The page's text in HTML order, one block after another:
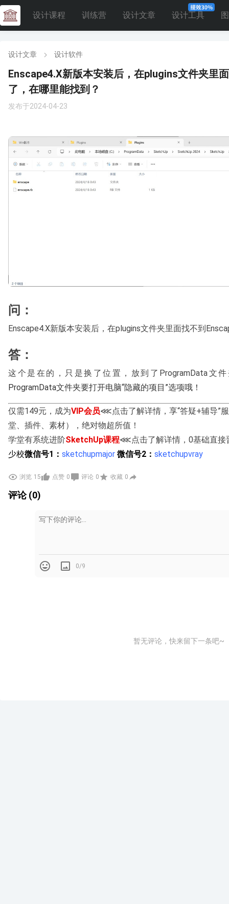
设计课程 训练营 设计文章 设计工具
设计文章 设计软件
Enscape4.X新版本安装后，在plugins文件夹里
了，在哪里能找到？
发布于2024-04-23
问：
Enscape4.X新版本安装后，在plugins文件夹里面找不到
答：
这个是在的，只是换了位置，放到了ProgramData文
ProgramData文件夹要打开电脑“隐藏的项目”选项哦！
仅需149元，成为VIP会员⋘点击了解详情，享“答疑+辅导”
堂、插件、素材），绝对物超所值！
学堂有系统进阶SketchUp课程⋘点击了解详情，0基础直接
少校微信号1： sketchupmajor 微信号2： sketchupvray
浏览 15 点赞 0 评论 0 收藏 0
评论 (0)
0/9
暂无评论，快来留下一条吧~